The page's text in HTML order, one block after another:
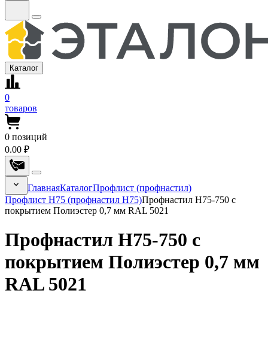
Каталог
0
товаров
0 позиций
0.00 ₽
ГлавнаяКаталогПрофлист (профнастил)
Профлист Н75 (профнастил Н75)Профнастил Н75-750 с
покрытием Полиэстер 0,7 мм RAL 5021
Профнастил Н75-750 с
покрытием Полиэстер 0,7 мм
RAL 5021